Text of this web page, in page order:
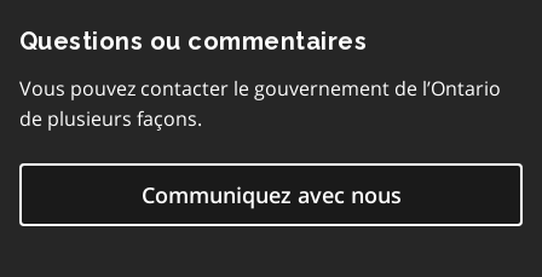
Questions ou commentaires
Vous pouvez contacter le gouvernement de l’Ontario
de plusieurs façons.
Communiquez avec nous